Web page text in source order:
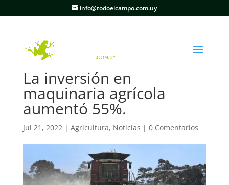
info@todoelcampo.com.uy
La inversión en
maquinaria agrícola
aumentó 55%.
Jul 21, 2022| Agricultura, Noticias | 0 Comentarios